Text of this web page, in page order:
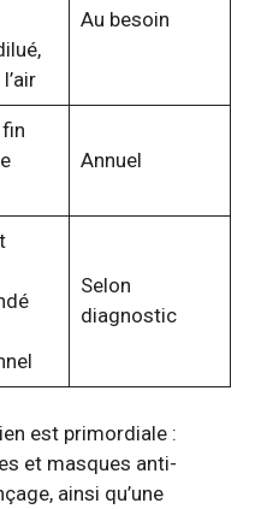
Au besoin
Annuel
Selon
diagnostic
est primordiale :
et masques anti-
ainsi qu’une